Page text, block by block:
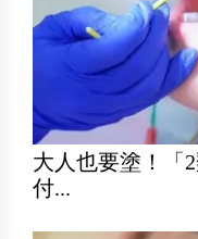
大人也要塗！
付...